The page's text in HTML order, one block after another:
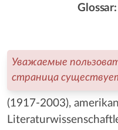
Уважаемые
страница
(1917-2003),